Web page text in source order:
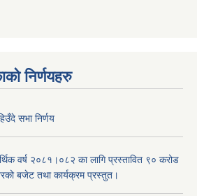
निर्णयहरु
सभा निर्णय
वर्ष २०८१।०८२ का लागि प्रस्तावित ९० करोड
बजेट तथा कार्यक्रम प्रस्तुत।